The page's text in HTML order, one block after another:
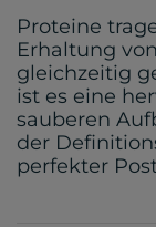
Proteine
Erhaltung
gleichzeitig
ist es eine
sauberen
der
perfekter